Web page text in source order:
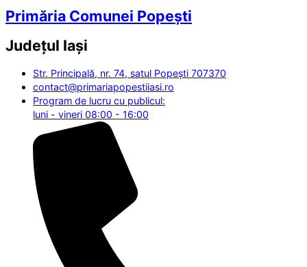
Primăria Comunei Popești
Județul Iași
Str. Principală, nr. 74, satul Popești 707370
contact@primariapopestiiasi.ro
Program de lucru cu publicul:
luni - vineri 08:00 - 16:00